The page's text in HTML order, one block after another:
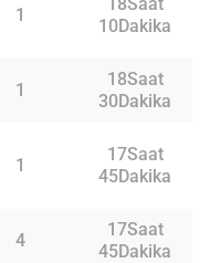
1
10Dakika
1
18Saat
30Dakika
1
17Saat
45Dakika
4
17Saat
45Dakika